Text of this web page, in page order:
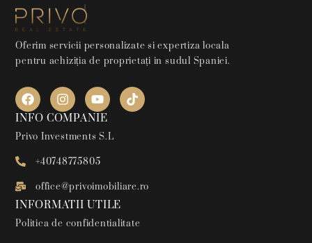
Oferim servicii personalizate si expertiza locala
pentru achiziția de proprietați in sudul Spaniei.
INFO COMPANIE
Privo Investments S.L
+40748775805
office@privoimobiliare.ro
INFORMATII UTILE
Politica de confidentialitate